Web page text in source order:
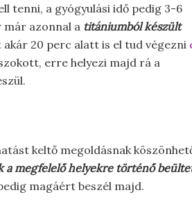
tenni, a gyógyulási idő pedig 3-6
már azonnal a titániumból készült
20 perc alatt is el tud végezni
erre helyezi majd rá a
keltő megoldásnak
a megfelelő helyekre történő
magáért beszél majd.